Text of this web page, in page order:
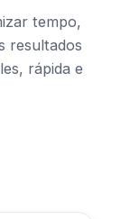
tempo,
resultados
rápida e